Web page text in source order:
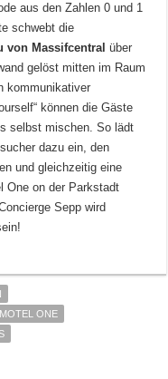
aus den Zahlen 0 und 1
schwebt die
von Massifcentral über
gelöst mitten im Raum
kommunikativer
können die Gäste
selbst mischen. So lädt
dazu ein, den
und gleichzeitig eine
One on der Parkstadt
Sepp wird
MOTEL ONE